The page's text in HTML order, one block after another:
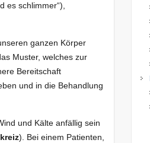
es schlimmer“),
ganzen Körper
Muster, welches zur
Bereitschaft
und in die Behandlung
und Kälte anfällig sein
). Bei einem Patienten,